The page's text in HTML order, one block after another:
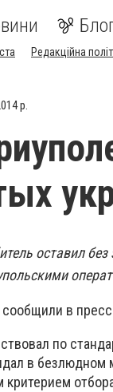
Редакційна
р.
оставил
в
по
в безлюдном
критерием